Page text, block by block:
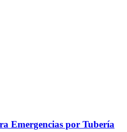
Emergencias por Tubería